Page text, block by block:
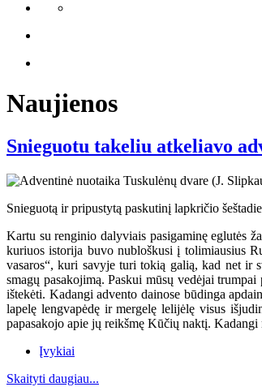
Naujienos
Snieguotu takeliu atkeliavo
Snieguotą ir pripustytą paskutinį lapkričio
Kartu su renginio dalyviais pasigaminę eglutės
kuriuos istorija buvo nubloškusi į tolimiausius
vasaros“, kuri savyje turi tokią galią, kad net ir
smagų pasakojimą. Paskui mūsų vedėjai
ištekėti. Kadangi advento dainose būdinga
lapelę lengvapėdę ir mergelę lelijėlę visus
papasakojo apie jų reikšmę Kūčių naktį.
Įvykiai
Skaityti daugiau...